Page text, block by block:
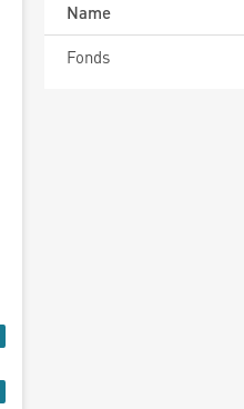
Name
Fonds